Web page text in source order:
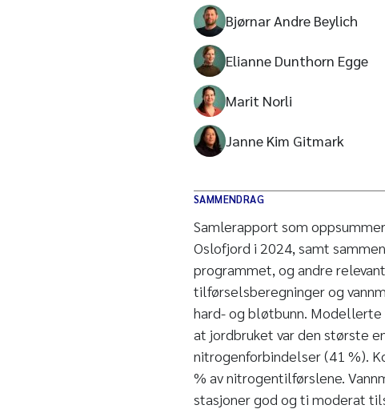
Bjørnar Andre Beylich
Elianne Dunthorn Egge
Marit Norli
Janne Kim Gitmark
SAMMENDRAG
Samlerapport som
Oslofjord i 2024, samt
programmet, og andre
tilførselsberegninger og
hard- og bløtbunn.
at jordbruket var den største
nitrogenforbindelser (41 %).
% av nitrogentilførslene.
stasjoner god og ti moderat